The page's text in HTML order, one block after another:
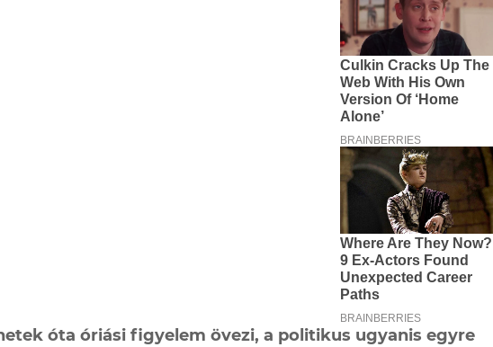
óta óriási figyelem övezi, a politikus ugyanis egyre